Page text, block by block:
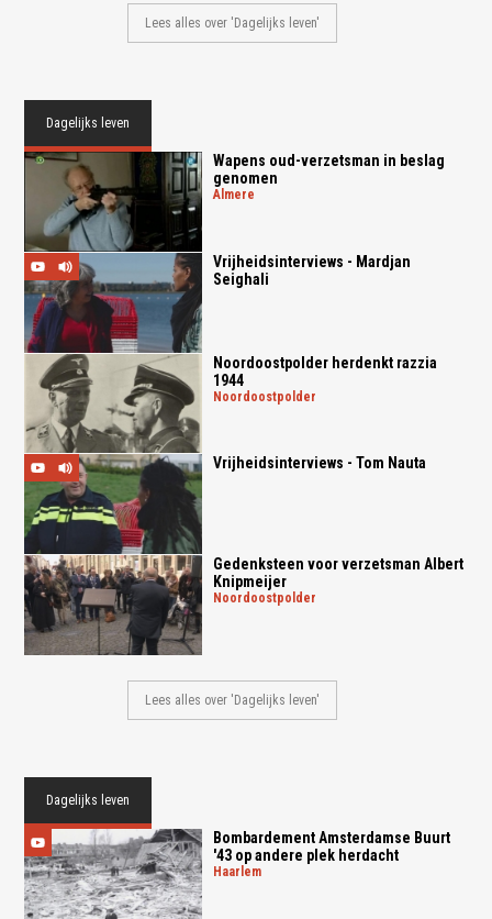
Lees alles over 'Dagelijks leven'
Dagelijks leven
Wapens oud-verzetsman in beslag
genomen
almere
Vrijheidsinterviews - Mardjan
Seighali
Noordoostpolder herdenkt razzia
1944
noordoostpolder
Vrijheidsinterviews - Tom Nauta
Gedenksteen voor verzetsman Albert
Knipmeijer
noordoostpolder
Lees alles over 'Dagelijks leven'
Dagelijks leven
Bombardement Amsterdamse Buurt
'43 op andere plek herdacht
haarlem